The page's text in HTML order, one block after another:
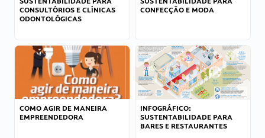
CONSULTÓRIOS E CLÍNICAS
ODONTOLÓGICAS
CONFECÇÃO E MODA
COMO AGIR DE MANEIRA
EMPREENDEDORA
INFOGRÁFICO:
SUSTENTABILIDADE PARA
BARES E RESTAURANTES